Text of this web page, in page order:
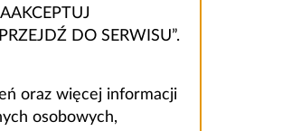
DO SERWISU”.
oraz więcej informacji
osobowych,